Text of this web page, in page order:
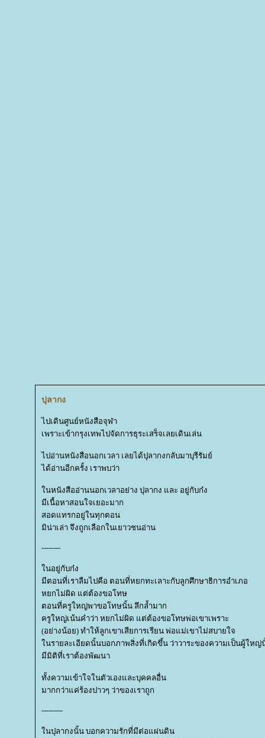
ปุลากง
ไปเดินศูนย์หนังสือจุฬา
เพราะเข้ากรุงเทพไปจัดการธุระเสร็จเลยเดินเล่น
ไปอ่านหนังสือนอกเวลา เลยได้ปุลากงกลับมาบุรีรัมย์
ได้อ่านอีกครั้ง เราพบว่า
นหนังสืออ่านนอกเวลาอย่าง ปุลากง และ อยู่กับก๋ง
มีเนื้อหาสอนใจเยอะมาก
สอดแทรกอยู่ในทุกตอน
มิน่าเล่า จึงถูกเลือกในเยาวชนอ่าน
--------
นอยู่กับก๋ง
มีตอนที่เราลืมไปคือ ตอนที่หยกทะเลาะกับลูกศึกษาธิการอำเภอ
หยกไม่ผิด แต่ต้องขอโทษ
ตอนที่ครูใหญ่พาขอโทษนั้น ลึกล้ำมาก
ครูใหญ่เน้นคำว่า หยกไม่ผิด แต่ต้องขอโทษพ่อเขาเพราะ
(อย่างน้อย) ทำให้ลูกเขาเสียการเรียน พ่อแม่เขาไม่สบายใจ
นรายละเอียดนั้นบอกภาพสิ่งที่เกิดขึ้น ว่าวาระของความเป็นผู้ใหญ่
มีมิติที่เราต้องพัฒนา
ทั้งความเข้าใจในตัวเองและบุคคลอื่น
มากกว่าแค่ร้องปาวๆ ว่าของเราถูก
---------
นปุลากงนั้น บอกความรักที่มีต่อแผ่นดิน